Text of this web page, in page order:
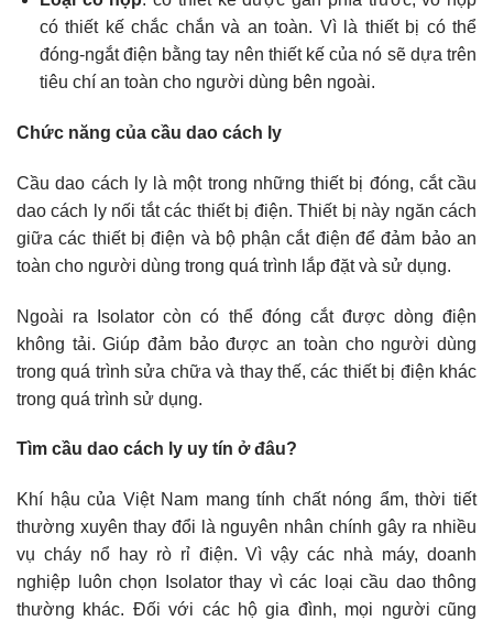
có thiết kế chắc chắn và an toàn. Vì là thiết bị có thể
đóng-ngắt điện bằng tay nên thiết kế của nó sẽ dựa trên
tiêu chí an toàn cho người dùng bên ngoài.
Chức năng của cầu dao cách ly
Cầu dao cách ly là một trong những thiết bị đóng, cắt cầu
dao cách ly nối tắt các thiết bị điện. Thiết bị này ngăn cách
giữa các thiết bị điện và bộ phận cắt điện để đảm bảo an
toàn cho người dùng trong quá trình lắp đặt và sử dụng.
Ngoài ra Isolator còn có thể đóng cắt được dòng điện
không tải. Giúp đảm bảo được an toàn cho người dùng
trong quá trình sửa chữa và thay thế, các thiết bị điện khác
trong quá trình sử dụng.
Tìm cầu dao cách ly uy tín ở đâu?
Khí hậu của Việt Nam mang tính chất nóng ẩm, thời tiết
thường xuyên thay đổi là nguyên nhân chính gây ra nhiều
vụ cháy nổ hay rò rỉ điện. Vì vậy các nhà máy, doanh
nghiệp luôn chọn Isolator thay vì các loại cầu dao thông
thường khác. Đối với các hộ gia đình, mọi người cũng